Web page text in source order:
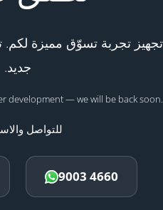
تجربة تسوّق مميزة لكم.
جديد.
development — we will be back soon.
للتواصل
9003 4660